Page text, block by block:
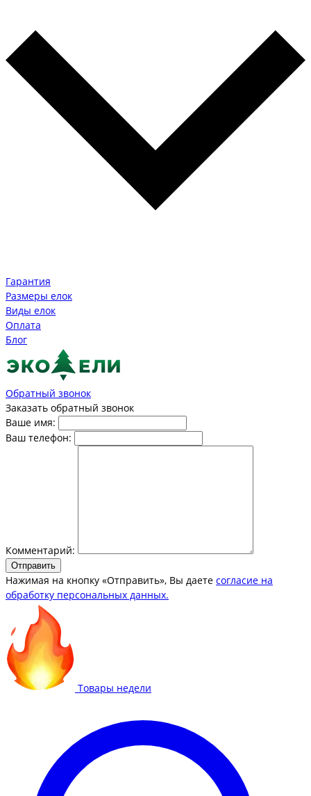
Гарантия
Размеры елок
Виды елок
Оплата
Блог
Обратный звонок
Заказать обратный звонок
Ваше имя:
Ваш телефон:
Комментарий:
Отправить
Нажимая на кнопку «Отправить», Вы даете согласие на
обработку персональных данных.
Товары недели